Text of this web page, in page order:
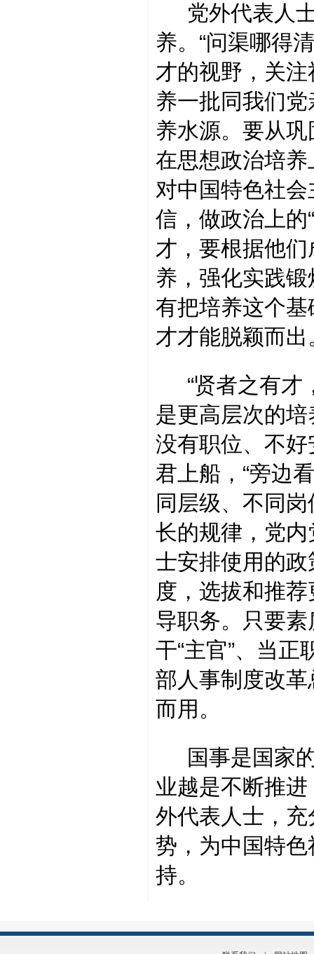
党外代表人士
养。“问渠哪得
才的视野，关
养一批同我们
养水源。要从
在思想政治培
对中国特色社
信，做政治上的
才，要根据他
养，强化实践
有把培养这个
才才能脱颖而出
“贤者之有才
是更高层次的
没有职位、不
君上船，“旁边
同层级、不同
长的规律，党
士安排使用的
度，选拔和推
导职务。只要
干“主官”、当
部人事制度改
而用。
国事是国家的
业越是不断推
外代表人士，
势，为中国特
持。